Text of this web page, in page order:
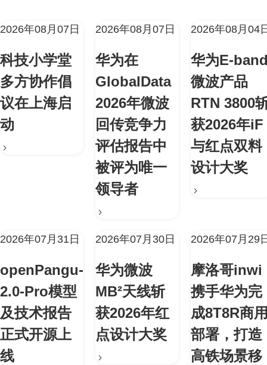
2026年08月07日
科技小学堂
多方协作倡
议在上海启
动
2026年08月07日
华为在
GlobalData
2026年微波
回传竞争力
评估报告中
被评为唯一
领导者
2026年08月04
华为E-
微波产品
RTN 3800
获2026年iF
与红点双料
设计大奖
2026年07月31日
openPangu-
2.0-Pro模型
及技术报告
正式开源上
线
2026年07月30日
华为微波
MB²天线斩
获2026年红
点设计大奖
2026年07月29
摩洛哥inwi
携手华为完
成8T8R商
部署，打造
高铁场景移